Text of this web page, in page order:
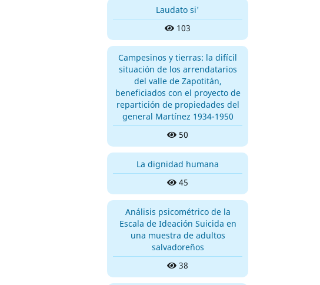
Laudato si'
103
Campesinos y tierras: la difícil
situación de los arrendatarios
del valle de Zapotitán,
beneficiados con el proyecto de
repartición de propiedades del
general Martínez 1934-1950
50
La dignidad humana
45
Análisis psicométrico de la
Escala de Ideación Suicida en
una muestra de adultos
salvadoreños
38